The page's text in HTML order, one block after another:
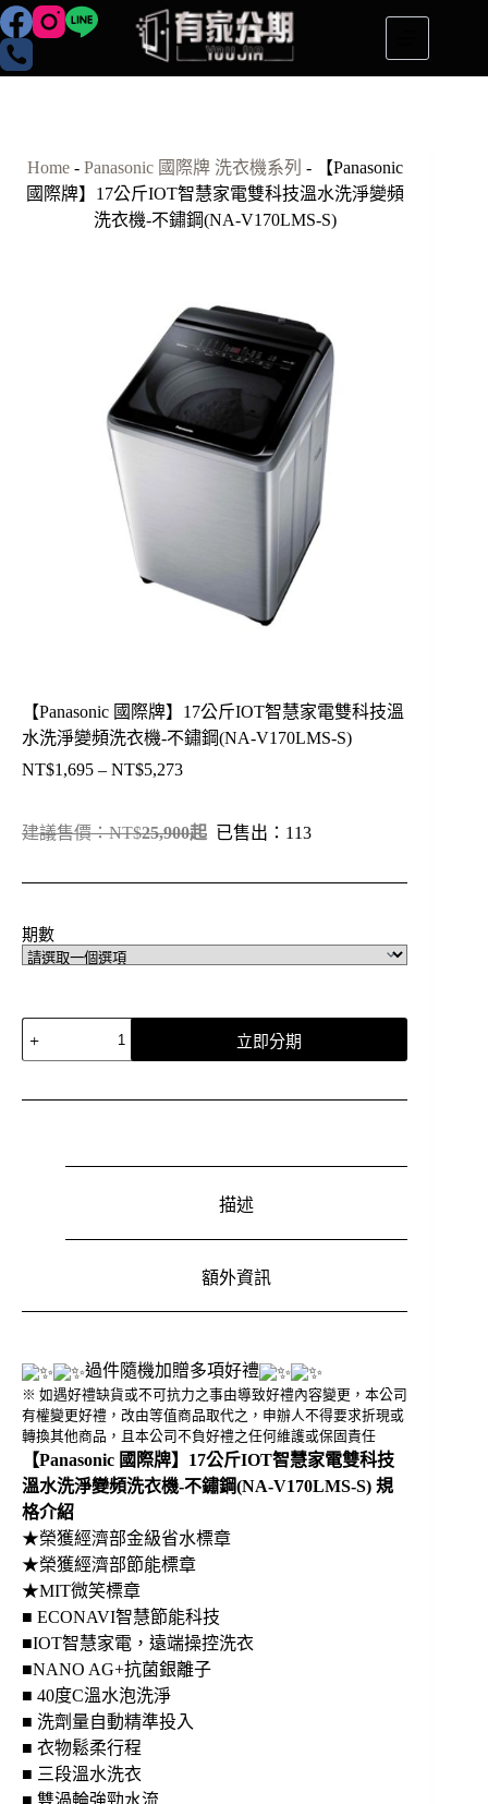
跳
至
主
Home- Panasonic 國際牌 洗衣機系列 -
【Panasonic
國際牌】17公斤IOT智慧家電雙科技溫水洗淨變頻
洗衣機-不鏽鋼(NA-V170LMS-S)
【Panasonic 國際牌】17公斤IOT智慧家電雙科技溫
水洗淨變頻洗衣機-不鏽鋼(NA-V170LMS-S)
NT$1,695 – NT$5,273價
範
建議售價：NT$25,900起 已售出：113
期數
牌】
溫
水
洗
淨
變
頻
洗
衣
機-
不
鏽
鋼
(NA-
V170LMS-
S)
數
量
立即分期
描述
額外資訊
過件隨機加贈多項好禮
※ 如遇好禮缺貨或不可抗力之事由導致好禮內容變更，本公司
有權變更好禮，改由等值商品取代之，申辦人不得要求折現或
轉換其他商品，且本公司不負好禮之任何維護或保固責任
【Panasonic 國際牌】17公斤IOT智慧家電雙科技
溫水洗淨變頻洗衣機-不鏽鋼(NA-V170LMS-S) 規
格介紹
★榮獲經濟部金級省水標章
★榮獲經濟部節能標章
★MIT微笑標章
■ ECONAVI智慧節能科技
■IOT智慧家電，遠端操控洗衣
■NANO AG+抗菌銀離子
■ 40度C溫水泡洗淨
■ 洗劑量自動精準投入
■ 衣物鬆柔行程
■ 三段溫水洗衣
■ 雙渦輪強勁水流